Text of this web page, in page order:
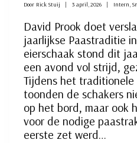
Door Rick Stuij 3 april, 2026 Intern,
David Prook doet
jaarlijkse Paastraditie
eierschaak stond dit
een avond vol strijd,
Tijdens het traditionele
toonden de schakers
op het bord, maar ook
voor de nodige
eerste zet werd…